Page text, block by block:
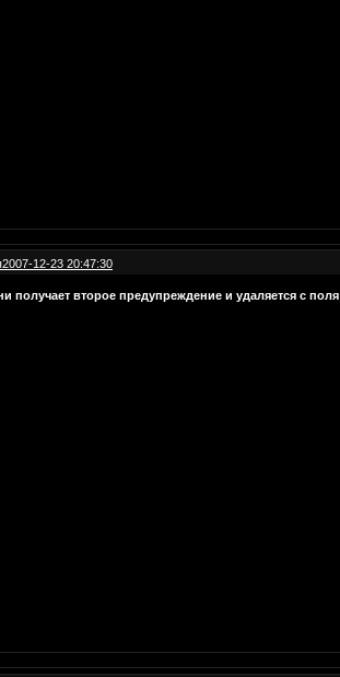
2007-12-23 20:47:30
получает второе предупреждение и удаляется с поля